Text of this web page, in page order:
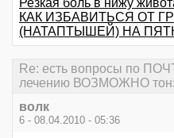
Резкая боль в нижу
КАК ИЗБАВИТЬСЯ ОТ
(НАТАПТЫШЕЙ) НА
Re: есть вопросы по
лечению ВОЗМОЖНО
волк
6 - 08.04.2010 - 05:36